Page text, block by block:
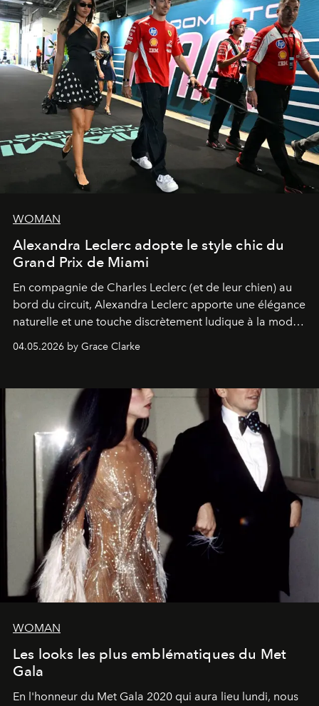
WOMAN
Alexandra Leclerc adopte le style chic du
Grand Prix de Miami
En compagnie de Charles Leclerc (et de leur chien) au
bord du circuit, Alexandra Leclerc apporte une élégance
naturelle et une touche discrètement ludique à la mode
de la Formule 1.
04.05.2026 by Grace Clarke
WOMAN
Les looks les plus emblématiques du Met
Gala
En l'honneur du Met Gala 2020 qui aura lieu lundi, nous